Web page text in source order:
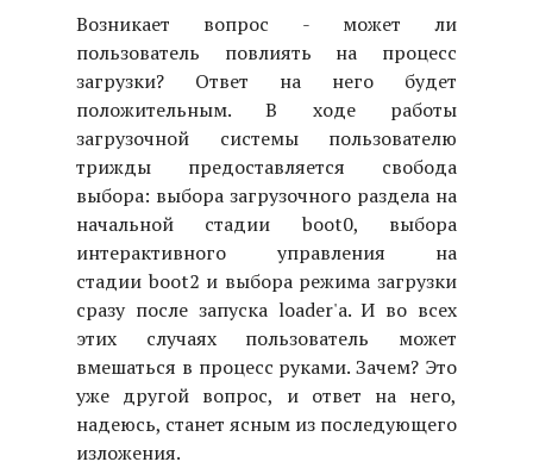
Возникает вопрос - может ли
пользователь повлиять на процесс
загрузки? Ответ на него будет
положительным. В ходе работы
загрузочной системы пользователю
трижды предоставляется свобода
выбора: выбора загрузочного раздела на
начальной стадии boot0, выбора
интерактивного управления на
стадии boot2 и выбора режима загрузки
сразу после запуска loader'а. И во всех
этих случаях пользователь может
вмешаться в процесс руками. Зачем? Это
уже другой вопрос, и ответ на него,
надеюсь, станет ясным из последующего
изложения.